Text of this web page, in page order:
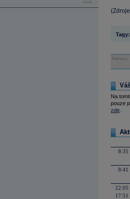
více...
Tagy:
Reklama
Na
pouze
zde
8:35
8:41
22:05
17:51